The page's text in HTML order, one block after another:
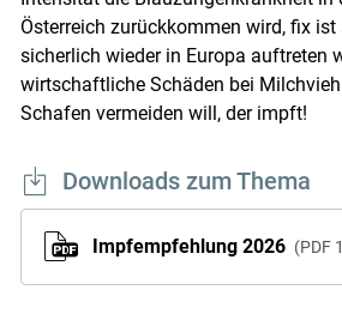
Österreich zurückkommen wird, fix ist
sicherlich wieder in Europa auftreten
wirtschaftliche Schäden bei
Schafen vermeiden will, der impft!
Downloads zum Thema
Impfempfehlung 2026 PDF